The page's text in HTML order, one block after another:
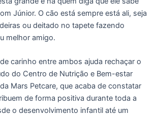
Júnior. O cão está sempre está ali, seja
ou deitado no tapete fazendo
melhor amigo.
carinho entre ambos ajuda rechaçar o
do Centro de Nutrição e Bem-estar
Mars Petcare, que acaba de constatar
de forma positiva durante toda a
o desenvolvimento infantil até um